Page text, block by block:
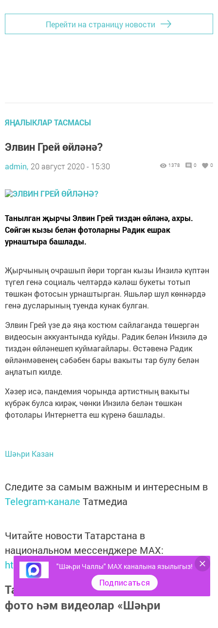
Перейти на страницу новости
ЯҢАЛЫКЛАР ТАСМАСЫ
Элвин Грей өйләнә?
admin, 20 август 2020 - 15:30 1378 0 0
Танылган җырчы Элвин Грей тиздән өйләнә, ахры.
Сөйгән кызы белән фотоларны Радик ешрак
урнаштыра башлады.
Җырчының очрашып йөри торган кызы Инзилә күптән
түгел генә социаль челтәрдә кәләш букеты тотып
төшкән фотосын урнаштырган. Яшьләр шул көннәрдә
генә дусларының туенда кунак булган.
Элвин Грей үзе дә яңа костюм сайлаганда төшергән
видеосын аккуантында куйды. Радик белән Инзилә дә
тиздән өйләнешеп куймагайлары. Өстәвенә Радик
өйләнмәвенең сәбәбен бары вакыты тар булу белән
аңлатып килде.
Хәзер исә, пандемия чорында артистның вакыты
күбрәк булса кирәк, чөнки Инзилә белән төшкән
фотолары Интернетта еш күренә башлады.
Шәһри Казан
Следите за самым важным и интересным в
Telegram-канале Татмедиа
Читайте новости Татарстана в
национальном мессенджере MАХ:
https://max.ru/tatmedia
Тагы да кызыклырак яңалыклар,
фото һәм видеолар «Шәһри
"Шәһри Чаллы" MAX каналына язылыгыз!
Подписаться